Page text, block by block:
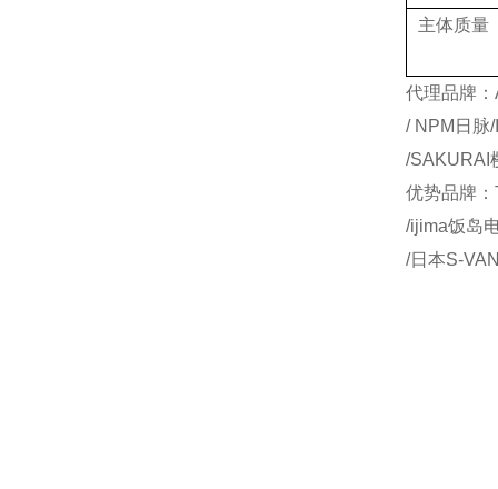
主体质量
代理品牌
/ NPM日脉
/SAKURAI
优势品牌
/ijima饭岛
/日本S-